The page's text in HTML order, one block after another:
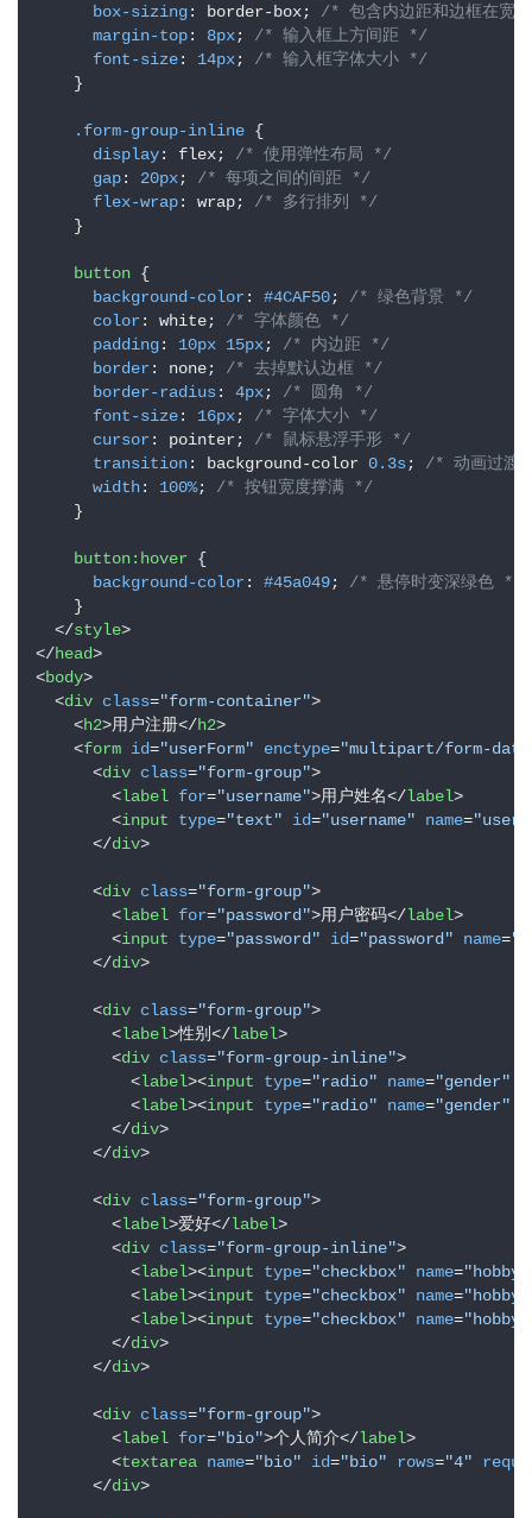
box-sizing: border-box; /* 包含内边距和边框在宽
margin-top: 8px; /* 输入框上方间距 */
font-size: 14px; /* 输入框字体大小 */
    }
.form-group-inline {
display: flex; /* 使用弹性布局 */
gap: 20px; /* 每项之间的间距 */
flex-wrap: wrap; /* 多行排列 */
    }
button {
background-color: #4CAF50; /* 绿色背景 */
color: white; /* 字体颜色 */
padding: 10px 15px; /* 内边距 */
border: none; /* 去掉默认边框 */
border-radius: 4px; /* 圆角 */
font-size: 16px; /* 字体大小 */
cursor: pointer; /* 鼠标悬浮手形 */
transition: background-color 0.3s; /* 动画过
width: 100%; /* 按钮宽度撑满 */
    }
button:hover {
background-color: #45a049; /* 悬停时变深绿色 */
    }
</style>
</head>
<body>
<div class="form-container">
<h2>用户注册</h2>
<form id="userForm" enctype="multipart/form-
<div class="form-group">
<label for="username">用户姓名</label>
<input type="text" id="username" name=
</div>
<div class="form-group">
<label for="password">用户密码</label>
<input type="password" id="password" name=
</div>
<div class="form-group">
<label>性别</label>
<div class="form-group-inline">
<label><input type="radio" name="gender"
<label><input type="radio" name="gender"
</div>
</div>
<div class="form-group">
<label>爱好</label>
<div class="form-group-inline">
<label><input type="checkbox" name="hobby"
<label><input type="checkbox" name="hobby"
<label><input type="checkbox" name="hobby"
</div>
</div>
<div class="form-group">
<label for="bio">个人简介</label>
<textarea name="bio" id="bio" rows="4"
</div>